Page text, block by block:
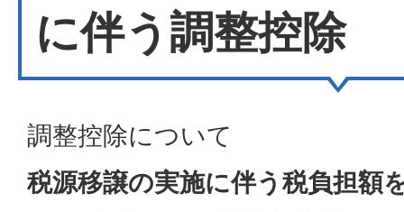
に伴う調整控除
調整控除について
税源移譲の実施に伴う税負担額